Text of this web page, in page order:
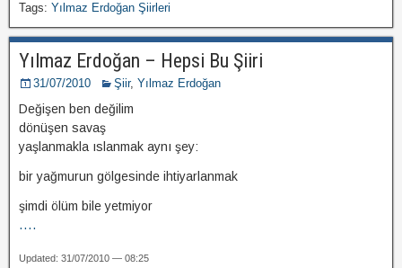
Tags: Yılmaz Erdoğan Şiirleri
Yılmaz Erdoğan – Hepsi Bu Şiiri
31/07/2010 Şiir, Yılmaz Erdoğan
Değişen ben değilim
dönüşen savaş
yaşlanmakla ıslanmak aynı şey:
bir yağmurun gölgesinde ihtiyarlanmak
şimdi ölüm bile yetmiyor
....
Updated: 31/07/2010 — 08:25